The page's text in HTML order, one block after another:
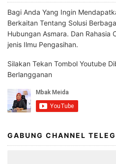
Bagi Anda Yang Ingin
Berkaitan Tentang Solusi
Hubungan Asmara. Dan Rahasia
jenis Ilmu Pengasihan.
Silakan Tekan Tombol Youtube
Berlangganan
GABUNG CHANNEL